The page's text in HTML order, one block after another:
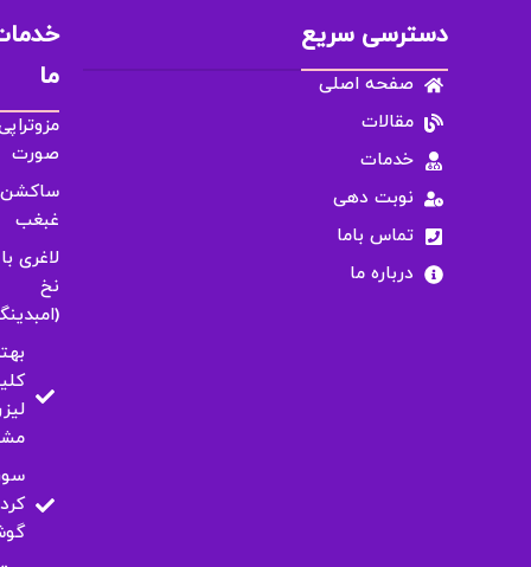
دسترسی سریع
صفحه اصلی
مقالات
خدمات
نوبت دهی
تماس باما
درباره ما
ما
صورت
ساکشن
غبغب
لاغری با
نخ